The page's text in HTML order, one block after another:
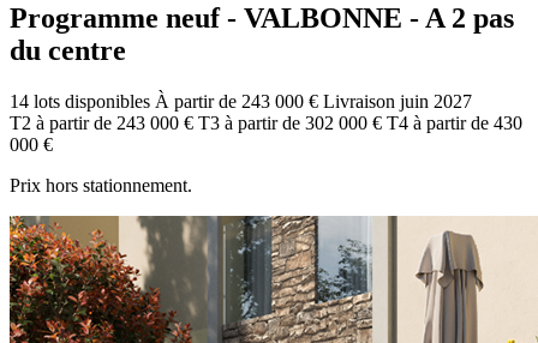
Programme neuf - VALBONNE - A 2 pas
du centre
14 lots disponibles À partir de 243 000 € Livraison juin 2027
T2 à partir de 243 000 € T3 à partir de 302 000 € T4 à partir de 430
000 €
Prix hors stationnement.